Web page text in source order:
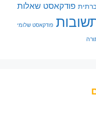
פודקאסט שאלות
פודקאסט שלומי